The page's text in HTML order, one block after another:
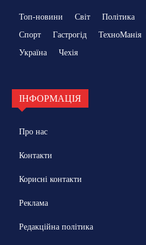
Топ-новини Світ Політика
Спорт
Гастрогід ТехноМанія
Україна
Чехія
ІНФОРМАЦІЯ
Про нас
Контакти
Корисні контакти
Реклама
Редакційна політика